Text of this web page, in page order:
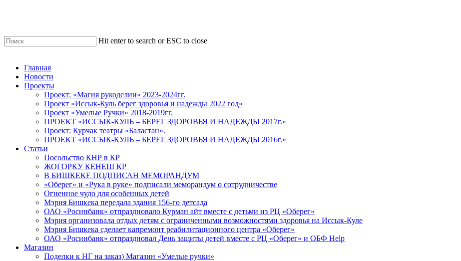
content
Hit enter to search or ESC to close
Menu
Главная
Новости
Проекты
Проект: «Магия рукоделии» 2023-2024гг.
Проект «Иссык-Куль берег здоровья и надежды 2022 год»
Проект «Умелые Ручки» 2018-2019гг.
ПРОЕКТ «ИССЫК-КУЛЬ – БЕРЕГ ЗДОРОВЬЯ И НАДЕЖДЫ 2017г.»
Проект: Курчак театры «Баластан».
ПРОЕКТ «ИССЫК-КУЛЬ – БЕРЕГ ЗДОРОВЬЯ И НАДЕЖДЫ 2016г.»
Статьи
Посольство КНР в КР
ЖОГОРКУ КЕНЕШ КР
В БИШКЕКЕ ПОДПИСАН МЕМОРАНДУМ
«Оберег» и «Рука в руке» подписали меморандум о сотрудничестве
Огненное чудо для особенных детей
Мэрия Бишкека передала здания 156-го детсада
ОАО «Росинбанк» отпраздновало Курман айт вместе с детьми из РЦ «Оберег»
Мэрия организовала отдых детям с ограниченными возможностями здоровья на Иссык-Куле
Мэрия Бишкека сделает капремонт реабилитационного центра «Оберег»
ОАО «Росинбанк» отпраздновал День защиты детей вместе с РЦ «Оберег» и ОБФ Help
Магазин
Поделки к НГ на заказ) Магазин «Умелые ручки»